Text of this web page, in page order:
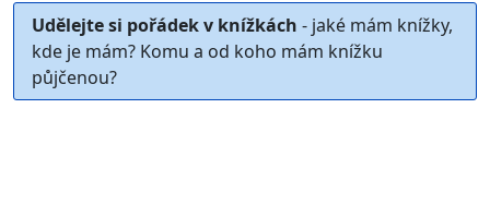
Udělejte si pořádek v knížkách - jaké mám knížky,
kde je mám? Komu a od koho mám knížku
půjčenou?